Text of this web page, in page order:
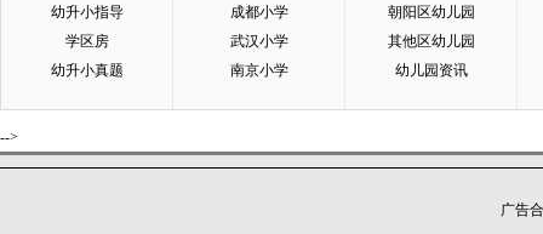
幼升小指导
学区房
幼升小真题
成都小学
武汉小学
南京小学
朝阳区幼儿园
其他区幼儿园
幼儿园资讯
-->
广告